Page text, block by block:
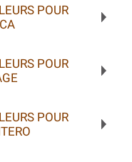
POUR
POUR
POUR